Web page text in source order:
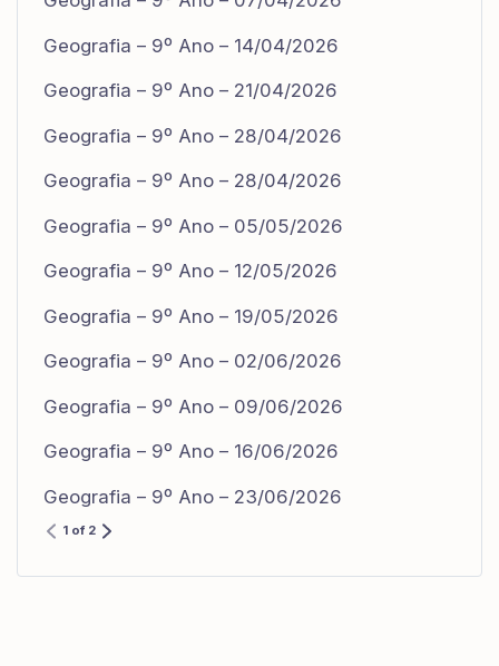
Geografia – 9º Ano – 14/04/2026
Geografia – 9º Ano – 21/04/2026
Geografia – 9º Ano – 28/04/2026
Geografia – 9º Ano – 28/04/2026
Geografia – 9º Ano – 05/05/2026
Geografia – 9º Ano – 12/05/2026
Geografia – 9º Ano – 19/05/2026
Geografia – 9º Ano – 02/06/2026
Geografia – 9º Ano – 09/06/2026
Geografia – 9º Ano – 16/06/2026
Geografia – 9º Ano – 23/06/2026
1 of 2